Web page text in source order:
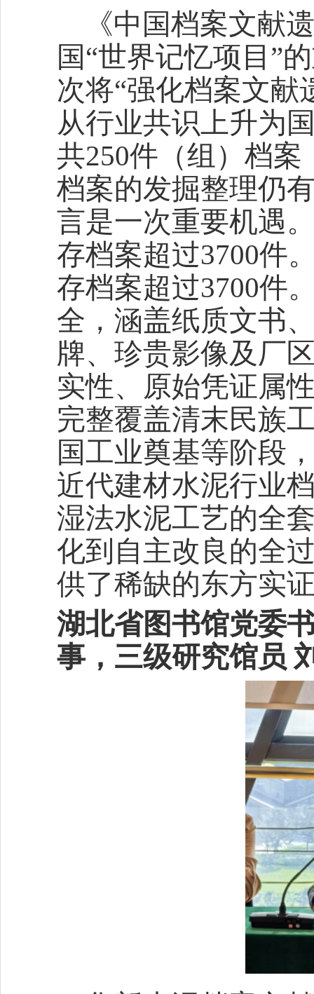
《中国档案文献
国“世界记忆项目”
次将“强化档案文献
从行业共识上升为
共250件（组）档
档案的发掘整理仍
言是一次重要机遇
存档案超过3700件
存档案超过3700件
全，涵盖纸质文书
牌、珍贵影像及厂
实性、原始凭证属
完整覆盖清末民族
国工业奠基等阶段
近代建材水泥行业
湿法水泥工艺的全
化到自主改良的全
供了稀缺的东方实
湖北省图书馆党委
事，三级研究馆员